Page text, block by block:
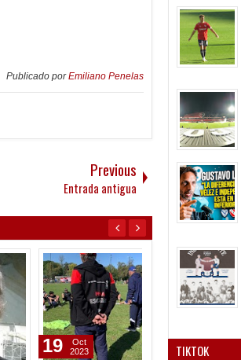
Publicado porEmiliano Penelas
Previous
Entrada antigua
19
Oct
2023
07
Aug
2026
TIKTOK